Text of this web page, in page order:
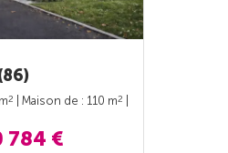
2 | Maison de : 110 m2
784 €